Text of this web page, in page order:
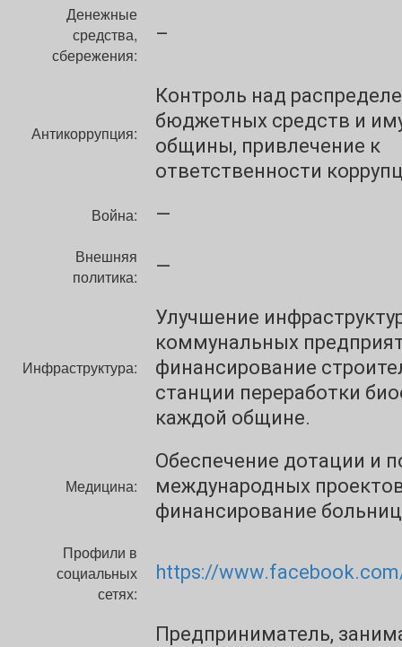
Денежные
средства,
сбережения:
–
Антикоррупция:
Контроль над
бюджетных средств и
общины, привлечение к
ответственности
Война: —
Внешняя
политика:
—
Инфраструктура:
Улучшение
коммунальных
финансирование
станции переработки
каждой общине.
Медицина:
Обеспечение дотации и
международных
финансирование
Профили в
социальных
сетях:
https://
Предприниматель,